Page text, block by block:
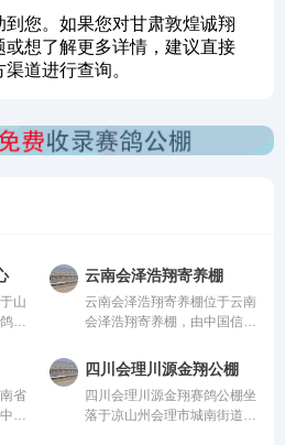
您。如果您对甘肃敦煌诚翔
想了解更多详情，建议直接
道进行查询。
山
养
行
，
15
云南会泽浩翔寄养棚
云南会泽浩翔寄养棚位于云南
会泽浩翔寄养棚，由中国信鸽
内先进、科学合理的设计方案
进行建设，采用一体化钢架结
构，公棚长200米，宽28米，
高15米，可容纳20000多羽赛
省
国
四川会理川源金翔公棚
四川会理川源金翔赛鸽公棚坐
落于凉山州会理市城南街道五